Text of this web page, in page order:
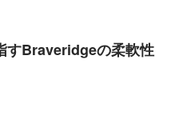
すBraveridgeの柔軟性